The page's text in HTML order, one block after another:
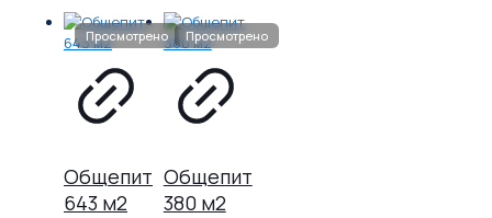
Общепит
643 м2
Общепит
380 м2